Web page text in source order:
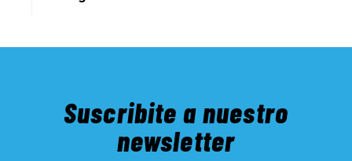
Suscribite a nuestro
newsletter